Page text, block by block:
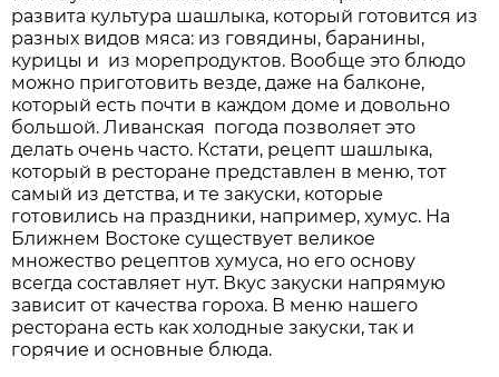
развита культура шашлыка, который готовится из
разных видов мяса: из говядины, баранины,
курицы и из морепродуктов. Вообще это блюдо
можно приготовить везде, даже на балконе,
который есть почти в каждом доме и довольно
большой. Ливанская погода позволяет это
делать очень часто. Кстати, рецепт шашлыка,
который в ресторане представлен в меню, тот
самый из детства, и те закуски, которые
готовились на праздники, например, хумус. На
Ближнем Востоке существует великое
множество рецептов хумуса, но его основу
всегда составляет нут. Вкус закуски напрямую
зависит от качества гороха. В меню нашего
ресторана есть как холодные закуски, так и
горячие и основные блюда.